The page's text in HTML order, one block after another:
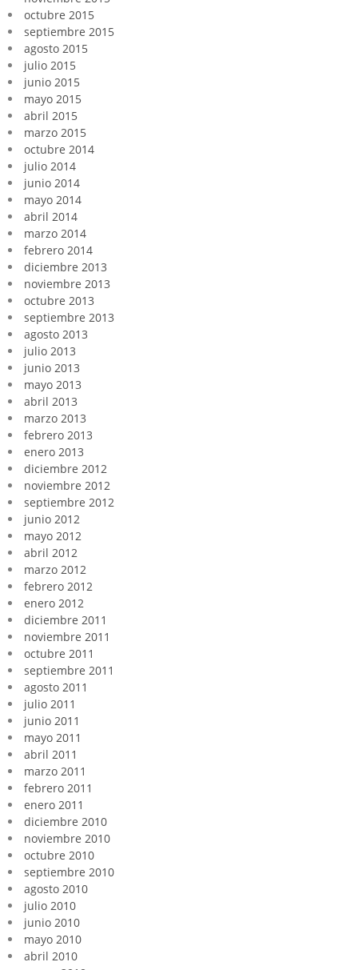
octubre 2015
septiembre 2015
agosto 2015
julio 2015
junio 2015
mayo 2015
abril 2015
marzo 2015
octubre 2014
julio 2014
junio 2014
mayo 2014
abril 2014
marzo 2014
febrero 2014
diciembre 2013
noviembre 2013
octubre 2013
septiembre 2013
agosto 2013
julio 2013
junio 2013
mayo 2013
abril 2013
marzo 2013
febrero 2013
enero 2013
diciembre 2012
noviembre 2012
septiembre 2012
junio 2012
mayo 2012
abril 2012
marzo 2012
febrero 2012
enero 2012
diciembre 2011
noviembre 2011
octubre 2011
septiembre 2011
agosto 2011
julio 2011
junio 2011
mayo 2011
abril 2011
marzo 2011
febrero 2011
enero 2011
diciembre 2010
noviembre 2010
octubre 2010
septiembre 2010
agosto 2010
julio 2010
junio 2010
mayo 2010
abril 2010